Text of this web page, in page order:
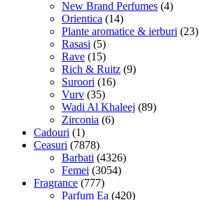
New Brand Perfumes (4)
Orientica (14)
Plante aromatice & ierburi (23)
Rasasi (5)
Rave (15)
Rich & Ruitz (9)
Suroori (16)
Vurv (35)
Wadi Al Khaleej (89)
Zirconia (6)
Cadouri (1)
Ceasuri (7878)
Barbati (4326)
Femei (3054)
Fragrance (777)
Parfum Ea (420)